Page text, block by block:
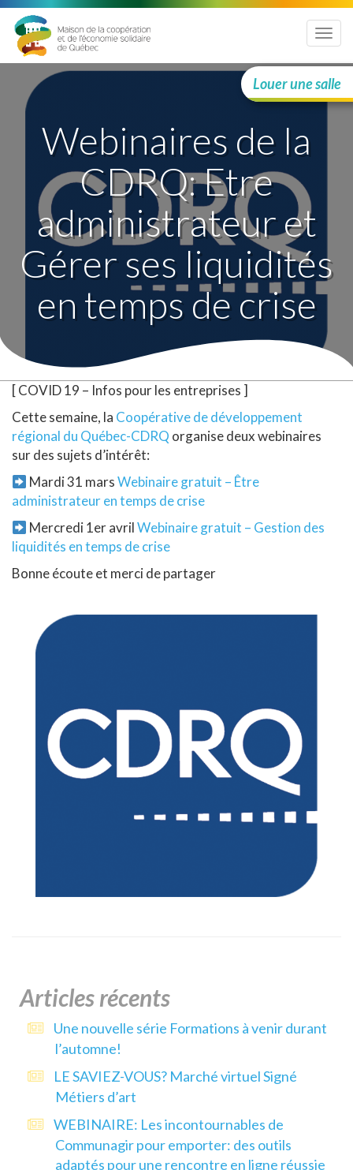
Menu
Louer une salle
Webinaires de la
CDRQ: Etre
administrateur et
Gérer ses liquidités
en temps de crise
[ COVID 19 – Infos pour les entreprises ]
Cette semaine, la Coopérative de développement
régional du Québec-CDRQ organise deux webinaires
sur des sujets d’intérêt:
Mardi 31 marsWebinaire gratuit – Être
administrateur en temps de crise
Mercredi 1er avrilWebinaire gratuit – Gestion des
liquidités en temps de crise
Bonne écoute et merci de partager
Articles récents
Une nouvelle série Formations à venir durant
l’automne!
LE SAVIEZ-VOUS? Marché virtuel Signé
Métiers d’art
WEBINAIRE: Les incontournables de
Communagir pour emporter: des outils
adaptés pour une rencontre en ligne réussie